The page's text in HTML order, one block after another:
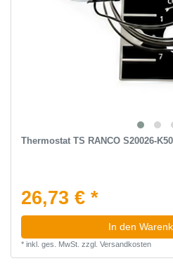
Thermostat TS RANCO S20026-
26,73 € *
In den
* inkl. ges. MwSt. zzgl. Versandkosten